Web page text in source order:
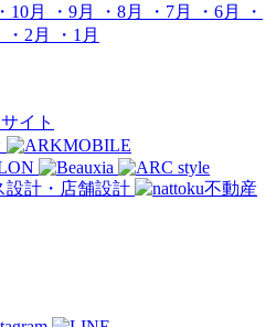
・10月 ・9月 ・8月 ・7月 ・6月
・
・2月
・1月